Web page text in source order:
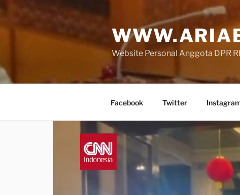
content
Website Personal Anggota DPR
Facebook Twitter